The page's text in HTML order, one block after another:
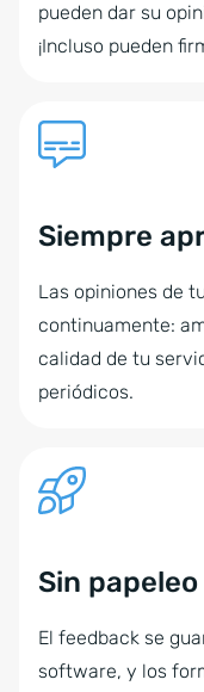
pueden dar su
¡Incluso pueden
Siempre
Las opiniones de
continuamente:
calidad de tu
periódicos.
Sin papeleo
El feedback se
software, y los